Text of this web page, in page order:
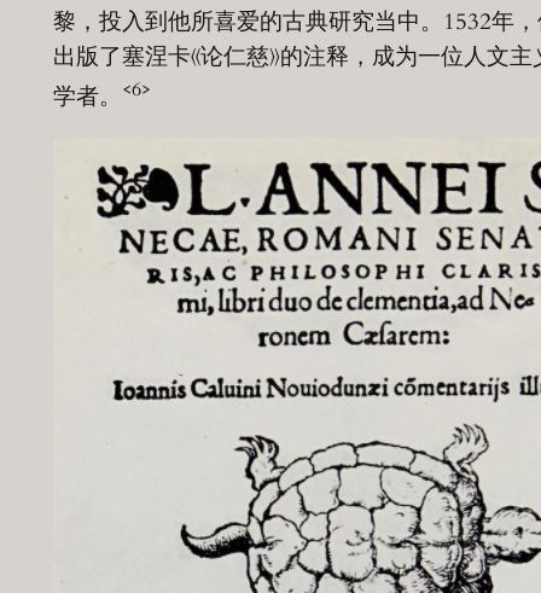
黎，投入到他所喜爱的古典研究当中。1532年
出版了塞涅卡《论仁慈》的注释，成为一位人文主
学者。
<6>